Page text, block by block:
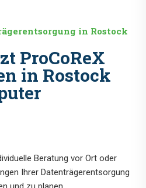
in Rostock
ProCoReX
in Rostock
Beratung vor Ort oder
Ihrer Datenträgerentsorgung